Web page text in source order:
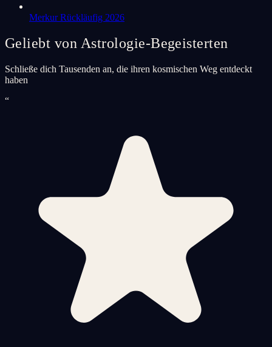
Merkur Rückläufig 2026
Geliebt von Astrologie-Begeisterten
Schließe dich Tausenden an, die ihren kosmischen Weg entdeckt
haben
“